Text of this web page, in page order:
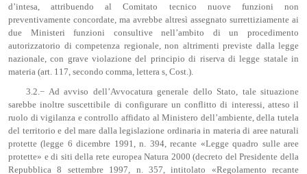
d’intesa, attribuendo al Comitato tecnico nuove funzioni non
preventivamente concordate, ma avrebbe altresì assegnato surrettiziamente ai
due Ministeri funzioni consultive nell’ambito di un procedimento
autorizzatorio di competenza regionale, non altrimenti previste dalla legge
nazionale, con grave violazione del principio di riserva di legge statale in
materia (art. 117, secondo comma, lettera s, Cost.).
3.2.− Ad avviso dell’Avvocatura generale dello Stato, tale situazione
sarebbe inoltre suscettibile di configurare un conflitto di interessi, atteso il
ruolo di vigilanza e controllo affidato al Ministero dell’ambiente, della tutela
del territorio e del mare dalla legislazione ordinaria in materia di aree naturali
protette (legge 6 dicembre 1991, n. 394, recante «Legge quadro sulle aree
protette» e di siti della rete europea Natura 2000 (decreto del Presidente della
Repubblica 8 settembre 1997, n. 357, intitolato «Regolamento recante